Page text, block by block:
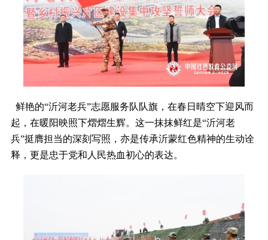
鲜艳的“沂河老兵”志愿服务队队旗，在春日晴空下迎风而
起，在暖阳映照下熠熠生辉。这一抹抹鲜红是“沂河老
兵”挺膺担当的深刻写照，亦是传承沂蒙红色精神的生动诠
释，更是忠于党和人民热血初心的表达。